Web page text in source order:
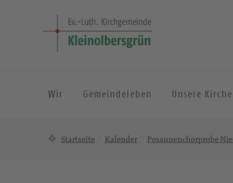
Wir Gemeindeleben Unsere
Startseite Kalender Posaunenchorprobe